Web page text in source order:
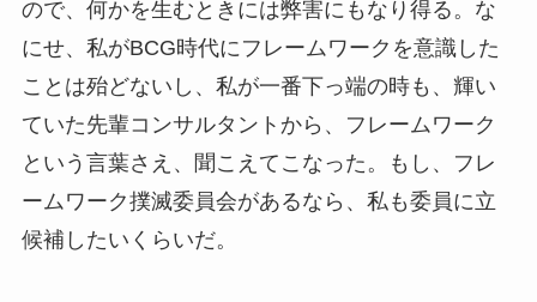
ので、何かを生むときには弊害にもなり得る。な
にせ、私がBCG時代にフレームワークを意識した
ことは殆どないし、私が一番下っ端の時も、輝い
ていた先輩コンサルタントから、フレームワーク
という言葉さえ、聞こえてこなった。もし、フレ
ームワーク撲滅委員会があるなら、私も委員に立
候補したいくらいだ。